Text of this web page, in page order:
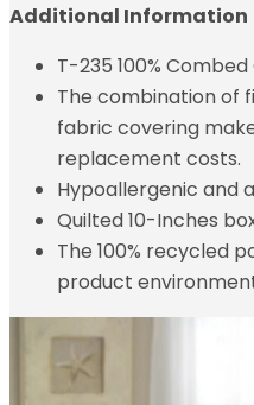
Additional Information
T-235 100%
The combination of
fabric covering
replacement costs.
Hypoallergenic
Quilted 10-Inches
The 100% recycled
product